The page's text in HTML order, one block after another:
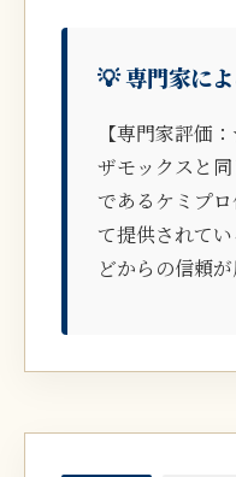
💡 専門家に
【専門家評
ザモックスと
であるケミプ
て提供されて
どからの信頼が